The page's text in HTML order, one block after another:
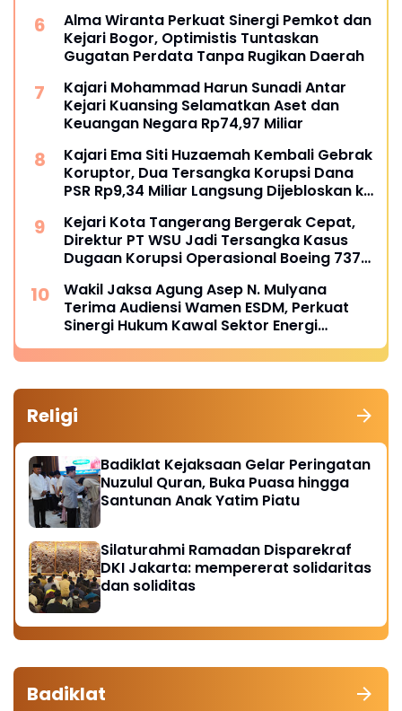
Alma Wiranta Perkuat Sinergi Pemkot dan
Kejari Bogor, Optimistis Tuntaskan
Gugatan Perdata Tanpa Rugikan Daerah
Kajari Mohammad Harun Sunadi Antar
Kejari Kuansing Selamatkan Aset dan
Keuangan Negara Rp74,97 Miliar
Kajari Ema Siti Huzaemah Kembali Gebrak
Koruptor, Dua Tersangka Korupsi Dana
PSR Rp9,34 Miliar Langsung Dijebloskan ke
Kejari Kota Tangerang Bergerak Cepat,
Direktur PT WSU Jadi Tersangka Kasus
Dugaan Korupsi Operasional Boeing 737-
Wakil Jaksa Agung Asep N. Mulyana
Terima Audiensi Wamen ESDM, Perkuat
Sinergi Hukum Kawal Sektor Energi
Nasional
Religi
Badiklat Kejaksaan Gelar Peringatan
Nuzulul Quran, Buka Puasa hingga
Santunan Anak Yatim Piatu
Silaturahmi Ramadan Disparekraf
DKI Jakarta: mempererat solidaritas
dan soliditas
Badiklat